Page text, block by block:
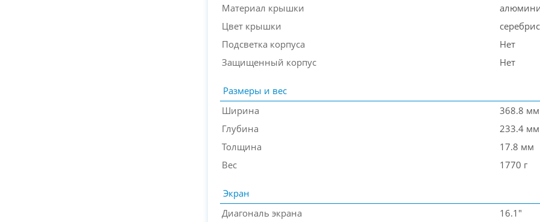
Материал крышки
Цвет крышки
Подсветка корпуса
Нет
Защищенный корпус
Нет
Размеры и вес
Ширина
368.8 мм
Глубина
233.4 мм
Толщина
17.8 мм
Вес
1770 г
Экран
Диагональ экрана
16.1"